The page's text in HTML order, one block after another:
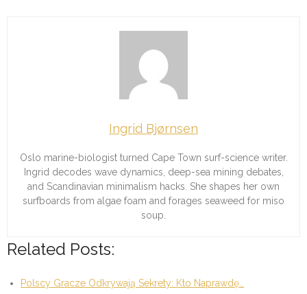
Ingrid Bjørnsen
Oslo marine-biologist turned Cape Town surf-science writer.
Ingrid decodes wave dynamics, deep-sea mining debates,
and Scandinavian minimalism hacks. She shapes her own
surfboards from algae foam and forages seaweed for miso
soup.
Related Posts:
Polscy Gracze Odkrywają Sekrety: Kto Naprawdę…